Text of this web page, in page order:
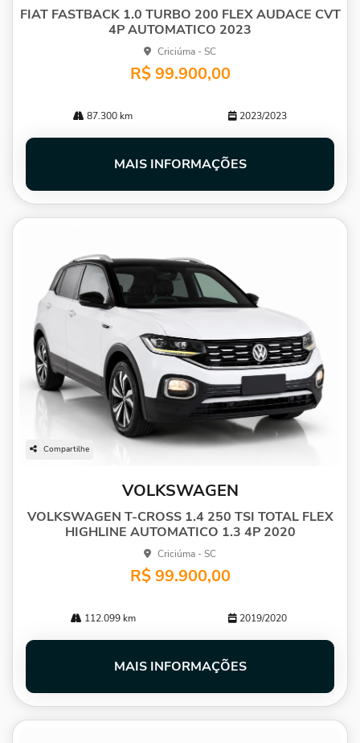
FIAT FASTBACK 1.0 TURBO 200 FLEX AUDACE CVT
4P AUTOMATICO 2023
Criciúma - SC
R$ 99.900,00
87.300 km 2023/2023
MAIS INFORMAÇÕES
Compartilhe
VOLKSWAGEN
VOLKSWAGEN T-CROSS 1.4 250 TSI TOTAL FLEX
HIGHLINE AUTOMATICO 1.3 4P 2020
Criciúma - SC
R$ 99.900,00
112.099 km 2019/2020
MAIS INFORMAÇÕES